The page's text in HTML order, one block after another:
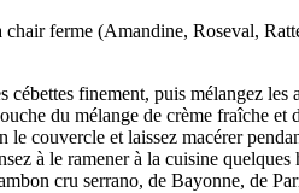
chair ferme (Amandine, Roseval,
cébettes finement, puis mélangez
du mélange de crème fraîche
le couvercle et laissez macérer
à le ramener à la cuisine
cru serrano, de Bayonne, de